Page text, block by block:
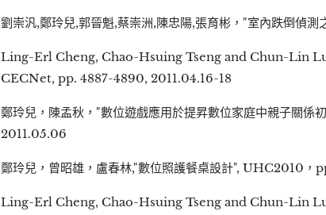
劉崇汎,鄭玲兒,郭晉魁,蔡崇洲,陳忠陽,張育彬，"室內跌倒偵
Ling-Erl Cheng, Chao-Hsuing Tseng and Chun-Lin
CECNet, pp. 4887-4890, 2011.04.16-18
鄭玲兒，陳孟秋，"數位遊戲應用於提昇數位家庭中親子關
2011.05.06
鄭玲兒，曾昭雄，盧春林,"數位照護餐桌設計", UHC2010
Ling-Erl Cheng, Chao-Hsuing Tseng and Chun-Lin